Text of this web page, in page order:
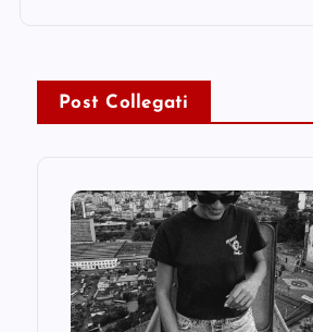
Post Collegati